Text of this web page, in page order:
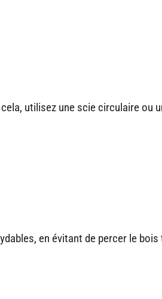
utilisez une scie circulaire ou
en évitant de percer le